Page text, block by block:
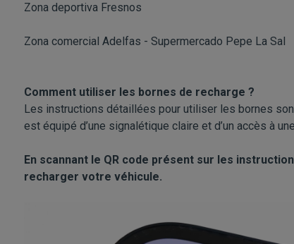
Zona deportiva Fresnos
Zona comercial Adelfas - Supermercado Pepe La Sal
Comment utiliser les bornes de recharge ?
Les instructions détaillées pour utiliser les bornes
est équipé d’une signalétique claire et d’un accès à
En scannant le QR code présent sur les
recharger votre véhicule.